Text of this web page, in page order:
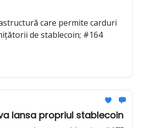
care permite carduri
de stablecoin; #164
lansa propriul stablecoin